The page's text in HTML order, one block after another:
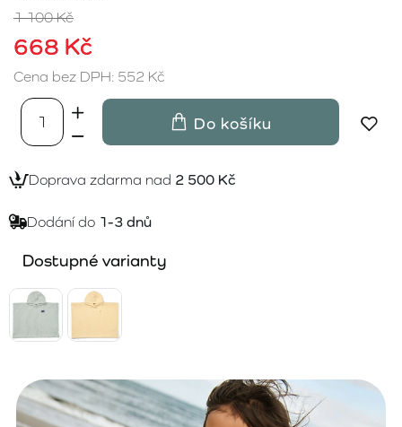
668 Kč
1 100 Kč
Cena bez DPH: 552 Kč
Do košíku
Doprava zdarma nad 2 500 Kč
Dodání do 1-3 dnů
Dostupné varianty